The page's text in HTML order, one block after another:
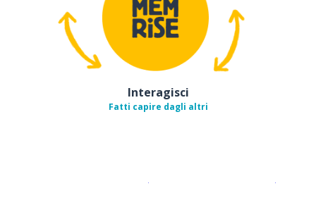
Interagisci
Fatti capire dagli altri